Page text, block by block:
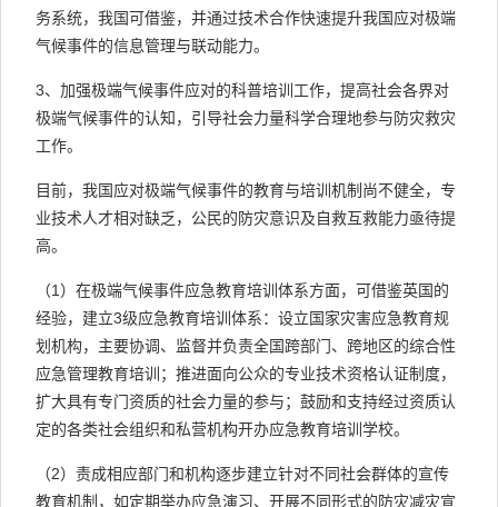
务系统，我国可借鉴，并通过技术合作快速提升我国应对极端
气候事件的信息管理与联动能力。
3、加强极端气候事件应对的科普培训工作，提高社会各界对
极端气候事件的认知，引导社会力量科学合理地参与防灾救灾
工作。
目前，我国应对极端气候事件的教育与培训机制尚不健全，专
业技术人才相对缺乏，公民的防灾意识及自救互救能力亟待提
高。
（1）在极端气候事件应急教育培训体系方面，可借鉴英国的
经验，建立3级应急教育培训体系：设立国家灾害应急教育规
划机构，主要协调、监督并负责全国跨部门、跨地区的综合性
应急管理教育培训；推进面向公众的专业技术资格认证制度，
扩大具有专门资质的社会力量的参与；鼓励和支持经过资质认
定的各类社会组织和私营机构开办应急教育培训学校。
（2）责成相应部门和机构逐步建立针对不同社会群体的宣传
教育机制，如定期举办应急演习、开展不同形式的防灾减灾宣